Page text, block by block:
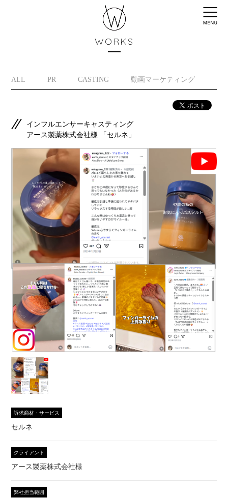
WORKS
ALL PR CASTING 動画マーケティング
インフルエンサーキャスティング
アース製薬株式会社様 「セルネ」
訴求商材・サービス
セルネ
クライアント
アース製薬株式会社様
弊社担当範囲